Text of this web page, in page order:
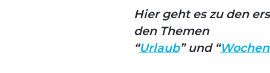
Hier geht es zu den
den The­men
“Urlaub” und “